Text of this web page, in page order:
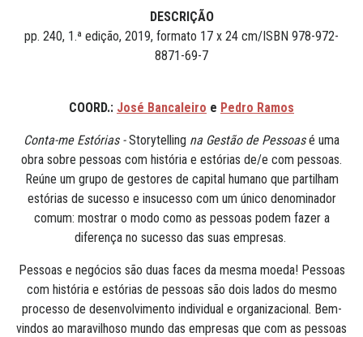
DESCRIÇÃO
pp. 240, 1.ª edição, 2019, formato 17 x 24 cm/ISBN 978-972-
8871-69-7
COORD.: José Bancaleiro e Pedro Ramos
Conta-me Estórias -Storytelling na Gestão de Pessoasé uma
obra sobre pessoas com história e estórias de/e com pessoas.
Reúne um grupo de gestores de capital humano que partilham
estórias de sucesso e insucesso com um único denominador
comum: mostrar o modo como as pessoas podem fazer a
diferença no sucesso das suas empresas.
Pessoas e negócios são duas faces da mesma moeda! Pessoas
com história e estórias de pessoas são dois lados do mesmo
processo de desenvolvimento individual e organizacional. Bem-
vindos ao maravilhoso mundo das empresas que com as pessoas